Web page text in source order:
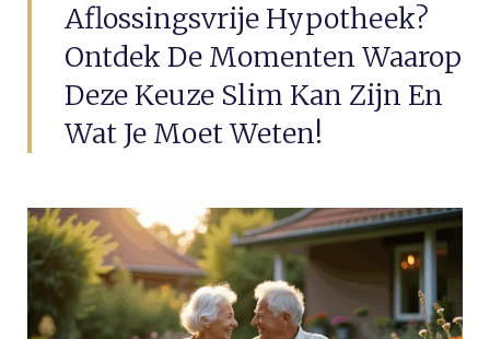
Aflossingsvrije Hypotheek?
Ontdek De Momenten Waarop
Deze Keuze Slim Kan Zijn En
Wat Je Moet Weten!